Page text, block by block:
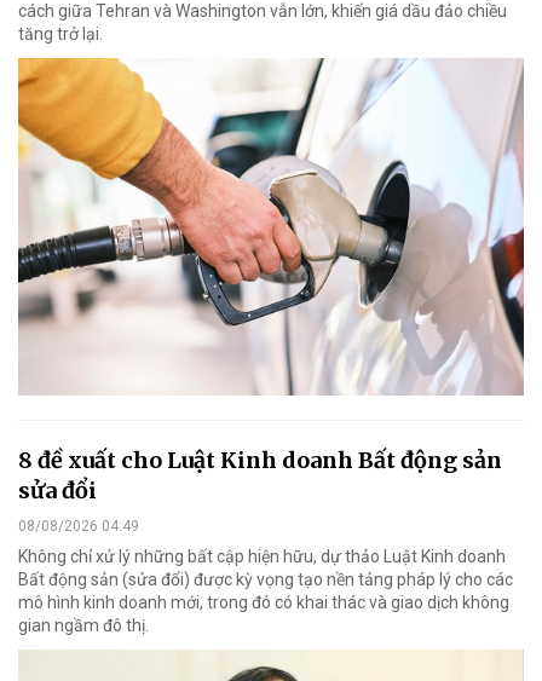
cách giữa Tehran và Washington vẫn lớn, khiến giá dầu đảo chiều
tăng trở lại.
8 đề xuất cho Luật Kinh doanh Bất động sản
sửa đổi
08/08/2026 04:49
Không chỉ xử lý những bất cập hiện hữu, dự thảo Luật Kinh doanh
Bất động sản (sửa đổi) được kỳ vọng tạo nền tảng pháp lý cho các
mô hình kinh doanh mới, trong đó có khai thác và giao dịch không
gian ngầm đô thị.